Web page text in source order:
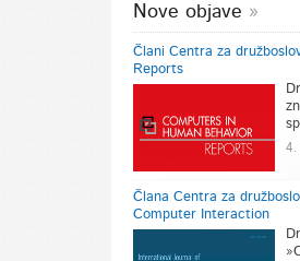
Nove objave
Člani Centra za
Reports
4.
Člana Centra za
Computer Interaction